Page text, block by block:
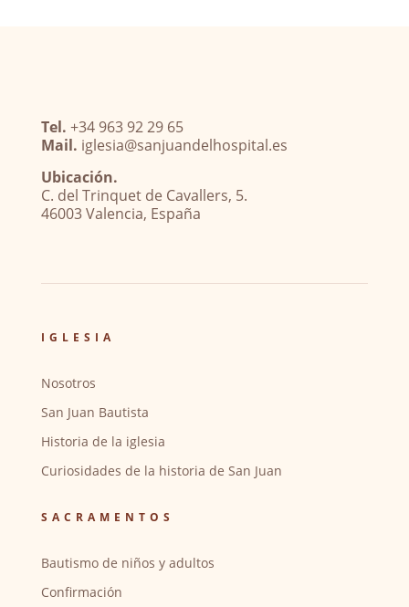
Tel. +34 963 92 29 65
Mail. iglesia@sanjuandelhospital.es
Ubicación.
C. del Trinquet de Cavallers, 5.
46003 Valencia, España
IGLESIA
Nosotros
San Juan Bautista
Historia de la iglesia
Curiosidades de la historia de San Juan
SACRAMENTOS
Bautismo de niños y adultos
Confirmación